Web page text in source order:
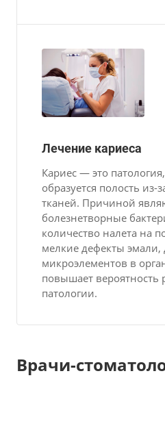
Лечение кариеса
Кариес — это
образуется полость из-
тканей. Причиной
болезнетворные
количество налета на
мелкие дефекты эмали,
микроэлементов в
повышает вероятность
патологии.
Врачи-